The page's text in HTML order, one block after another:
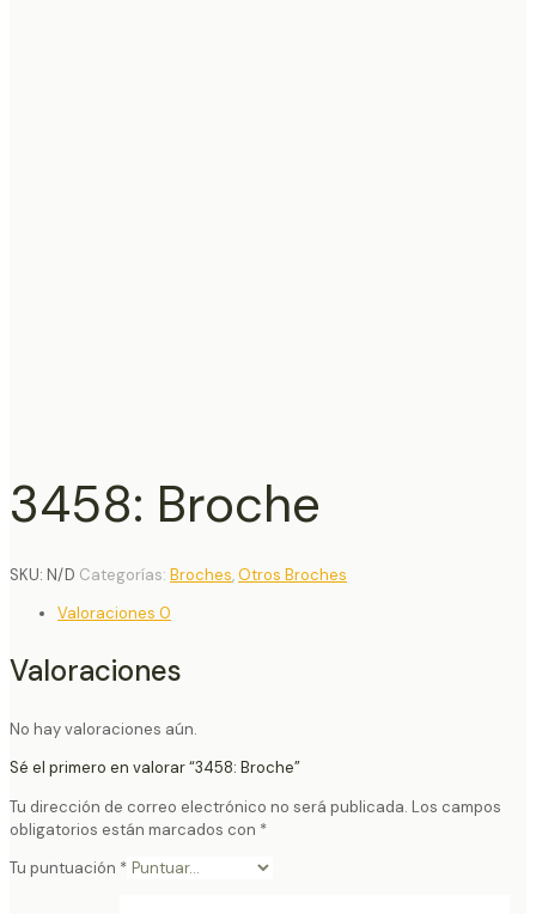
3458: Broche
SKU: N/D Categorías: Broches,Otros Broches
Valoraciones 0
Valoraciones
No hay valoraciones aún.
Sé el primero en valorar “3458: Broche”
Tu dirección de correo electrónico no será publicada. Los campos
obligatorios están marcados con *
Tu puntuación *